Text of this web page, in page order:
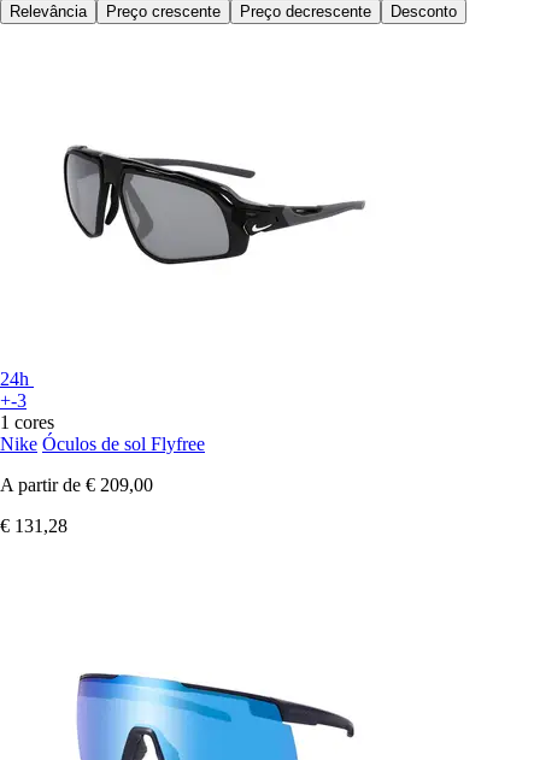
Relevância
Preço crescente Preço decrescente Desconto
24h
+-3
1 cores
Nike Óculos de sol Flyfree
A partir de € 209,00
€ 131,28